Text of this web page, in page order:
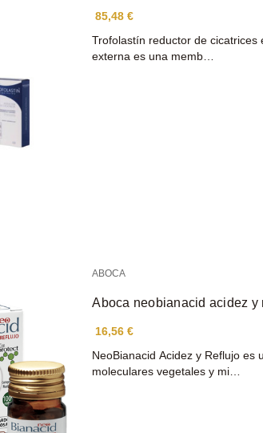
85,48 €
Trofolastín reductor de
externa es una memb…
ABOCA
Aboca neobianacid acidez y
16,56 €
NeoBianacid Acidez y Reflujo es
moleculares vegetales y mi…